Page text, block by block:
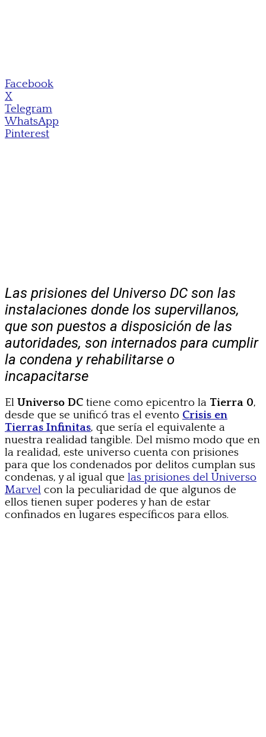
Facebook
X
Telegram
WhatsApp
Pinterest
Las prisiones del Universo DC son las
instalaciones donde los supervillanos,
que son puestos a disposición de las
autoridades, son internados para cumplir
la condena y rehabilitarse o
incapacitarse
El Universo DC tiene como epicentro la Tierra 0,
desde que se unificó tras el evento Crisis en
Tierras Infinitas, que sería el equivalente a
nuestra realidad tangible. Del mismo modo que en
la realidad, este universo cuenta con prisiones
para que los condenados por delitos cumplan sus
condenas, y al igual que las prisiones del Universo
Marvel con la peculiaridad de que algunos de
ellos tienen super poderes y han de estar
confinados en lugares específicos para ellos.